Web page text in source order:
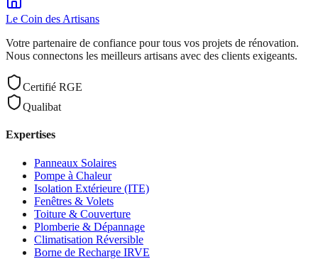
Le Coin des Artisans
Votre partenaire de confiance pour tous vos projets de rénovation.
Nous connectons les meilleurs artisans avec des clients exigeants.
Certifié RGE
Qualibat
Expertises
Panneaux Solaires
Pompe à Chaleur
Isolation Extérieure (ITE)
Fenêtres & Volets
Toiture & Couverture
Plomberie & Dépannage
Climatisation Réversible
Borne de Recharge IRVE